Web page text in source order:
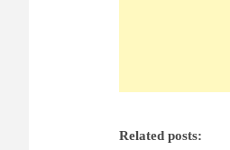
Related posts: